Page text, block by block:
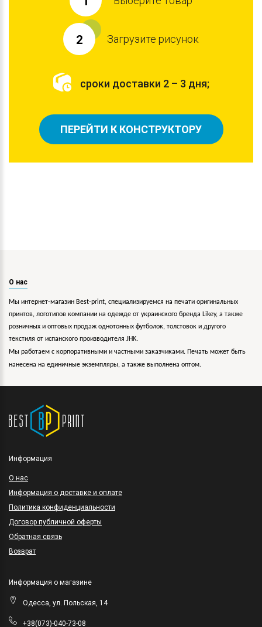
2 Загрузите рисунок
сроки доставки 2 – 3 дня;
ПЕРЕЙТИ К КОНСТРУКТОРУ
О нас
Мы интернет-магазин Best-print, специализируемся на печати оригинальных
принтов, логотипов компании на одежде от украинского бренда Likey, а также
розничных и оптовых продаж однотонных футболок, толстовок и другого
текстиля от испанского производителя JHK.
Мы работаем с корпоративными и частными заказчиками. Печать может быть
нанесена на единичные экземпляры, а также выполнена оптом.
Информация
O нас
Информация о доставке и оплате
Политика конфиденциальности
Договор публичной оферты
Обратная связь
Возврат
Информация о магазине
Одесса, ул. Польская, 14
+38(073)-040-73-08